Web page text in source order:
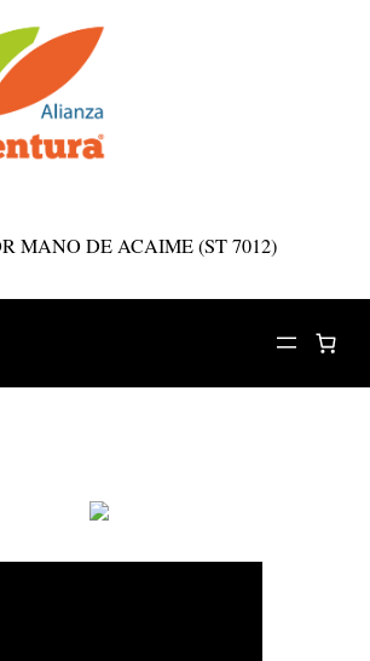
MANO DE ACAIME (ST 7012)